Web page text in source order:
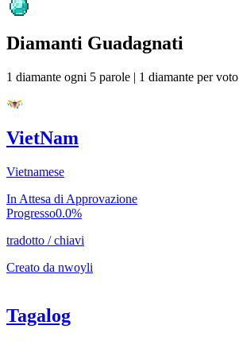
Diamanti Guadagnati
1 diamante ogni 5 parole | 1 diamante per voto
VietNam
Vietnamese
In Attesa di Approvazione
Progresso0.0%
tradotto /chiavi
Creato da nwoyli
Tagalog